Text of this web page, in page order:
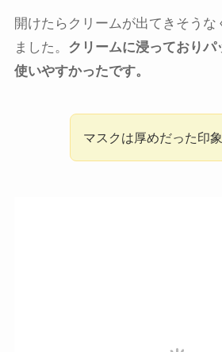
開けたらクリームが出てきそうな
ました。 クリームに浸っておりパ
使いやすかったです。
マスクは厚めだった印